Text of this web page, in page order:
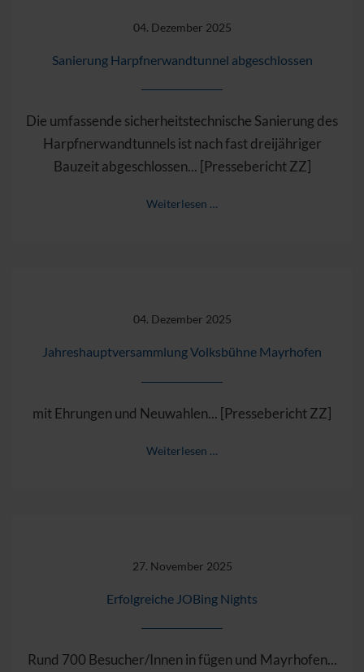
04. Dezember 2025
Sanierung Harpfnerwandtunnel abgeschlossen
Die umfassende sicherheitstechnische Sanierung des
Harpfnerwandtunnels ist nach fast dreijähriger
Bauzeit abgeschlossen... [Pressebericht ZZ]
Weiterlesen …
04. Dezember 2025
Jahreshauptversammlung Volksbühne Mayrhofen
mit Ehrungen und Neuwahlen... [Pressebericht ZZ]
Weiterlesen …
27. November 2025
Erfolgreiche JOBing Nights
Rund 700 Besucher/Innen in fügen und Mayrhofen...